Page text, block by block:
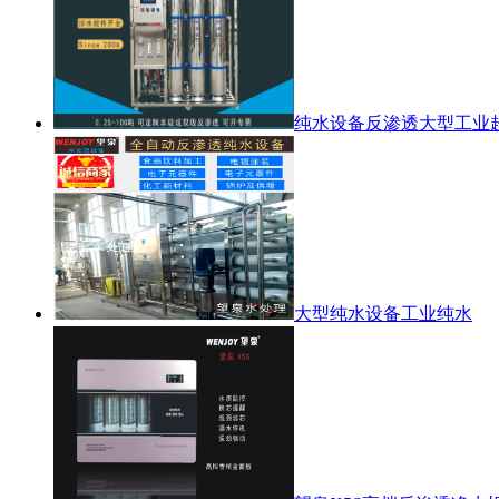
纯水设备反渗透大型工业
大型纯水设备工业纯水